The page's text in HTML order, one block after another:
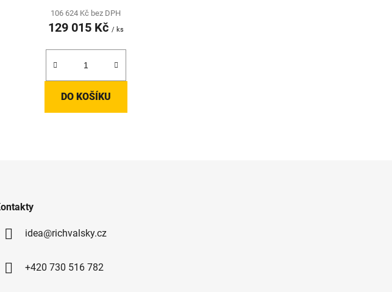
106 624 Kč bez DPH
129 015 Kč / ks
DO KOŠÍKU
c
í
r
idea@richvalsky.cz
+420 730 516 782